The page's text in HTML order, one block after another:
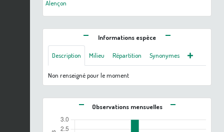
Alençon
Informations espèce
Description Milieu Répartition Synonymes
Non renseigné pour le moment
Observations mensuelles